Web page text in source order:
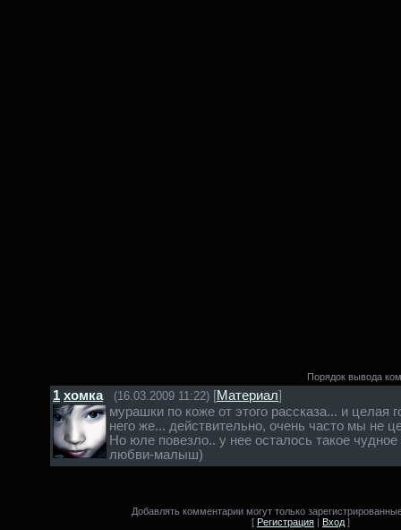
Порядок вывода
1 хомка (16.03.2009 11:22) [Материал]
мурашки по коже от этого рассказа... и целая
него же... действительно, очень часто мы не
Но юле повезло.. у нее осталось такое
любви-малыш)
Добавлять комментарии могут только
[ Регистрация | Вход ]